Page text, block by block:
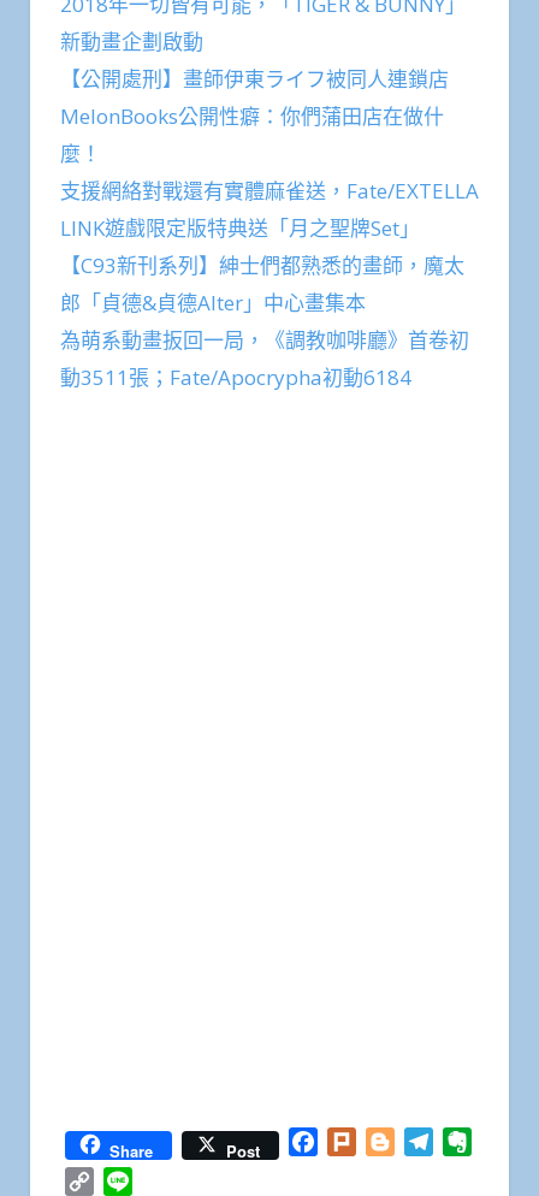
新動畫企劃啟動
【公開處刑】畫師伊東ライフ被同人連鎖店
MelonBooks公開性癖：你們蒲田店在做什
麼！
支援網絡對戰還有實體麻雀送，Fate/EXTELLA
LINK遊戲限定版特典送「月之聖牌Set」
【C93新刊系列】紳士們都熟悉的畫師，魔太
郎「貞德&貞德Alter」中心畫集本
為萌系動畫扳回一局，《調教咖啡廳》首卷初
動3511張；Fate/Apocrypha初動6184
Share Post Facebook
Plurk BloggerTelegram
Copy